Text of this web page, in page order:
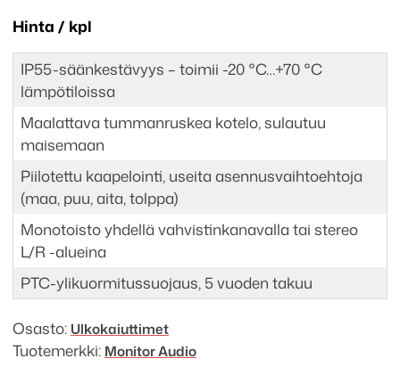
Hinta / kpl
IP55-säänkestävyys – toimii -20 °C…+70 °C
lämpötiloissa
Maalattava tummanruskea kotelo, sulautuu
maisemaan
Piilotettu kaapelointi, useita asennusvaihtoehtoja
(maa, puu, aita, tolppa)
Monotoisto yhdellä vahvistinkanavalla tai stereo
L/R -alueina
PTC-ylikuormitussuojaus, 5 vuoden takuu
Osasto: Ulkokaiuttimet
Tuotemerkki: Monitor Audio